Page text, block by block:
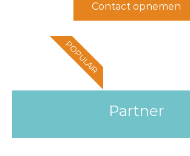
Contact opnemen
POPULAIR
Partner